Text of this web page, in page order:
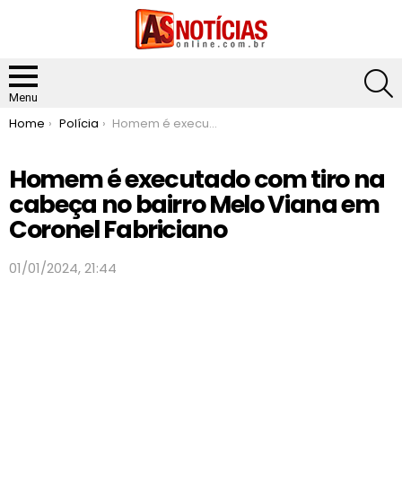
Menu
You are here:
Home Polícia Homem é executado com tiro na cabeça no bairro Melo Viana em Coronel Fabriciano
Homem é executado com tiro na
cabeça no bairro Melo Viana em
Coronel Fabriciano
01/01/2024, 21:44